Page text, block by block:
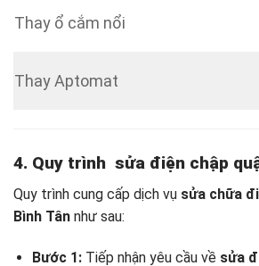
Thay ổ cắm nổi
Thay Aptomat
4. Quy trình sửa điện chập
Quy trình cung cấp dịch vụ sửa chữa
Bình Tân như sau:
Bước 1: Tiếp nhận yêu cầu về sửa